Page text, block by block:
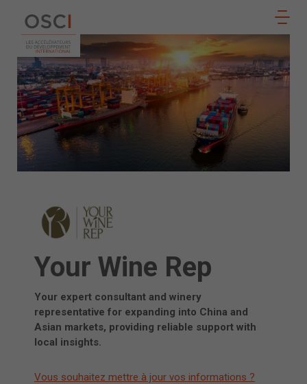
ADHÉRER
Suivez
notre
actualité
sur
Your Wine Rep
Your expert consultant and winery
representative for expanding into China and
Asian markets, providing reliable support with
local insights.
Vous souhaitez mettre à jour vos informations ?